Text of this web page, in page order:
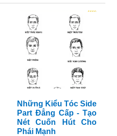
Những Kiểu Tóc Side
Part Đẳng Cấp - Tạo
Nét Cuốn Hút Cho
Phái Mạnh